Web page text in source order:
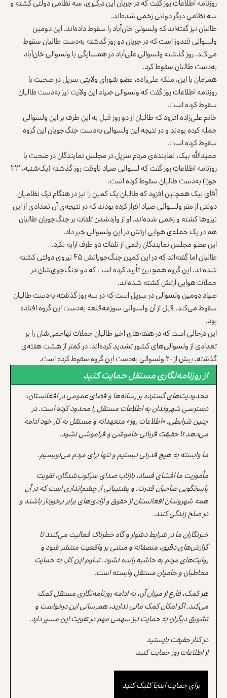
سه نظامی دیگر دولتی زخمی شده‌اند.
طالبان نیز گفته‌اند که ولسولی خان‌آباد را سقوط داده‌اند. این دومین
ولسوالی قندوز است که در جریان دو روز گذشته به‌دست طالبان سقوط
می‌کند. روز گذشته ولسوالی علی‌آباد در همسایگی با ولسوالی خان‌آباد
به‌دست طالبان سقوط کرد.
همزمان با این، ملکه علی‌زاده، عضو شورای ولایتی سرپل در صحبت با
روزنامه اطلاعات روز گفت که ولسوالی صیاد این ولایت نیز به‌دست طالبان
سقوط کرده است.
خانم علی‌زاده افزود که طالبان از دو روز قبل به این طرف بر این ولسوالی
حمله کرده بودند و در نتیجه این ولسوالی به‌دست جنگ‌جویان این گروه
سقوط کرده است.
حمیدالله بیک، نماینده‌ی مردم سرپل در مجلس نمایندگان در صحبت با
روزنامه اطلاعات روز گفت که لسوالی صیاد ناوقت روز گذشته (یک‌شنبه، ۲۳
جوزا) به‌دست طالبان سقوط کرده است.
آقای بیک همچنین افزود که طالبان یک کمین را نیز در هنگام ترک نظامیان
دولتی از مقر ولسوالی صیاد افراز کرده بودند که در نتیجه‌ی آن تعدادی از این
نیروها کشته و زخمی شده‌اند. او از واردشدن تلفات بر جنگ‌جویان طالبان
هم در یک حمله‌ی هوایی ارتش در این ولسوالی خبر داد.
این عضو مجلس نمایندگان رقمی از تلفات دو طرف ارایه نکرد.
طالبان اما گفته‌اند که در این کمین جنگ‌جویانش ۴۵ نیروی دولتی کشته
شده‌اند. این گروه همچنین تأیید کرده است که دو جنگ‌جوی‌شان در
حملات هوایی ارتش کشته شده‌اند.
صیاد دومین ولسوالی در سرپل است که در سه روز گذشته به‌دست طالبان
سقوط می‌کند. قبل از آن ولسوالی سوزمه‌قلعه به‌دست این گروه افتاده
بود.
این درحالی است که در هفته‌های اخیر طالبان حملات تهاجمی‌شان را بر
تعدادی از ولسوالی‌های کشور تشدید کرده‌اند. در کمتر از هشت هفته‌ی
گذشته، بیش از ۲۰ ولسوالی به‌دست این گروه سقوط کرده است.
از روزنامه‌نگاری مستقل حمایت کنید
محدودیت‌های گسترده بر رسانه‌ها و فضای عمومی در افغانستان،
دسترسی شهروندان به اطلاعات مستقل را محدود کرده است. در
چنین شرایطی، «اطلاعات روز» متعهدانه و مستقل به کار خود ادامه
می‌دهد تا حقیقت قربانی خاموشی و فراموشی نشود.
ما وابسته به هیچ قدرتی نیستیم و تنها برای مردم می‌نویسیم.
مأموریت ما افشای فساد، بازتاب صدای سرکوب‌شدگان، تقویت
پاسخگویی صاحبان قدرت، و پشتیبانی از چشم‌اندازی است که در آن
همه شهروندان افغانستان از حقوق و آزادی‌های برابر برخوردار باشند و
در صلح زندگی کنند.
خبرنگاران ما در شرایط دشوار و گاه خطرناک فعالیت می‌کنند تا
گزارش‌های دقیق، منصفانه و مبتنی بر واقعیت منتشر شود و
روایت‌های مردم به حاشیه رانده نشود. تداوم این کار، به حمایت
مخاطبان و حامیان مستقل وابسته است.
هر کمک، فارغ از میزان آن، به ادامه روزنامه‌نگاری مستقل کمک
می‌کند. اگر امکان کمک مالی ندارید، همرسانی این درخواست و
تشویق دیگران به حمایت نیز سهمی مهم در تقویت این مسیر دارد.
در کنار حقیقت بایستید
از اطلاعات روز حمایت کنید
برای حمایت اینجا کلیک کنید